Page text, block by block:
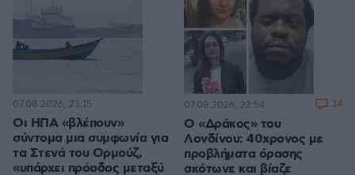
Οι ΗΠΑ «βλέπουν»
σύντομα μια συμφωνία για
τα Στενά του Ορμούζ,
«υπάρχει πρόοδος μεταξύ
07.08.2026, 23:15
Ο «Δράκος» του
Λονδίνου: 40χρονος με
προβλήματα όρασης
σκότωνε και βίαζε
07.08.2026, 22:54 34